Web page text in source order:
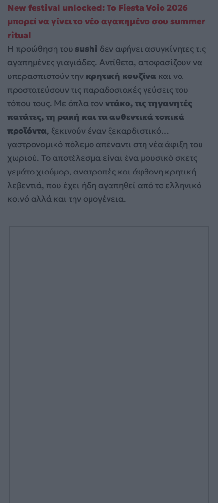
New festival unlocked: Το Fiesta Voio 2026
μπορεί να γίνει το νέο αγαπημένο σου summer
ritual
Η προώθηση του sushi δεν αφήνει ασυγκίνητες τις
αγαπημένες γιαγιάδες. Αντίθετα, αποφασίζουν να
υπερασπιστούν την κρητική κουζίνα και να
προστατεύσουν τις παραδοσιακές γεύσεις του
τόπου τους. Με όπλα τονντάκο, τις τηγανητές
πατάτες, τη ρακή και τα αυθεντικά τοπικά
προϊόντα, ξεκινούν έναν ξεκαρδιστικό…
γαστρονομικό πόλεμο απέναντι στη νέα άφιξη του
χωριού. Το αποτέλεσμα είναι ένα μουσικό σκετς
γεμάτο χιούμορ, ανατροπές και άφθονη κρητική
λεβεντιά, που έχει ήδη αγαπηθεί από το ελληνικό
κοινό αλλά και την ομογένεια.